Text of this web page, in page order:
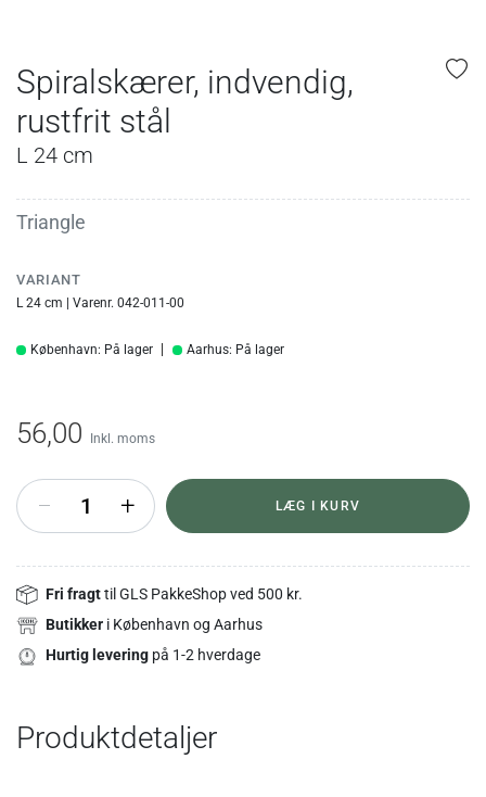
Spiralskærer, indvendig,
rustfrit stål
L 24 cm
Triangle
VARIANT
L 24 cm | Varenr. 042-011-00
København: På lager Aarhus: På lager
56,00 Inkl. moms
+ LÆG I KURV
Fri fragttil GLS PakkeShop ved 500 kr.
Butikker i København og Aarhus
Hurtig levering på 1-2 hverdage
Produktdetaljer